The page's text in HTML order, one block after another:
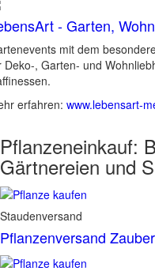
- Garten,
mit dem
Deko-, Garten- und
erfahren: www.lebensart-
Pflanzeneinkauf:
Gärtnereien und
Staudenversand
Pflanzenversand